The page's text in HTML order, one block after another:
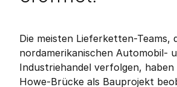
Die meisten Lieferketten-Teams,
nordamerikanischen Automobil-
Industriehandel verfolgen, haben
Howe-Brücke als Bauprojekt